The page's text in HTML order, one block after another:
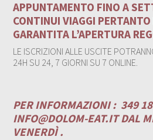
APPUNTAMENTO FINO A
CONTINUI VIAGGI PERTANTO
GARANTITA L’APERTURA
LE ISCRIZIONI ALLE USCITE
24H SU 24, 7 GIORNI SU 7 ONLINE.
PER INFORMAZIONI : 349
INFO@DOLOM-EAT.ITDAL
VENERDÌ .